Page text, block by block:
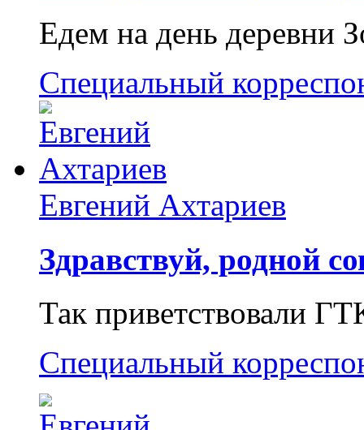
Едем на день деревни
Специальный
Евгений Ахтариев
Здравствуй, родной
Так приветствовали
Специальный